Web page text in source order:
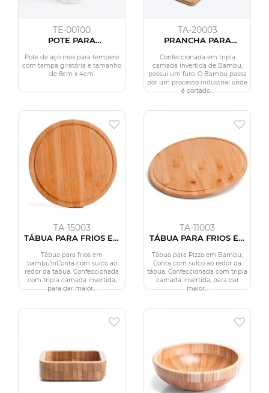
TE-00100
POTE PARA
INOX - 8X4CM
Pote de aço inox para tempero
com tampa giratória e tamanho
de 8cm x 4cm.
TA-20003
PRANCHA PARA
SUPREME
Confeccionada em tripla
camada invertida de Bambu,
possui um furo. O Bambu passa
por um processo industrial onde
é cortado...
TA-15003
TÁBUA PARA FRIOS EM
CM
Tábua para frios em
bambu.\nConta com sulco ao
redor da tábua. Confeccionada
com tripla camada invertida,
para dar maior...
TA-11003
TÁBUA PARA FRIOS EM
CM
Tábua para Pizza em Bambu;
Conta com sulco ao redor da
tábua. Confeccionada com tripla
camada invertida, para dar
maior...